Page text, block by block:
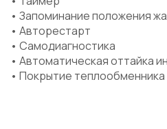
• Запоминание положения
• Авторестарт
• Самодиагностика
• Автоматическая оттайка
• Покрытие теплообменника